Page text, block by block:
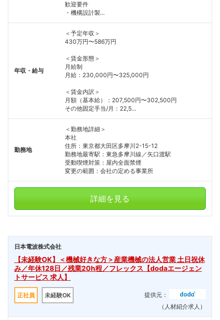
歓迎要件
・機構設計製...
年収・給与
＜予定年収＞
430万円〜586万円
＜賃金形態＞
月給制
月給：230,000円〜325,000円
＜賃金内訳＞
月額（基本給）：207,500円〜302,500円
その他固定手当/月：22,5...
勤務地
＜勤務地詳細＞
本社
住所：東京都大田区多摩川2-15-12
勤務地最寄駅：東急多摩川線／矢口渡駅
受動喫煙対策：屋内全面禁煙
変更の範囲：会社の定める事業所
詳細を見る
日本電波株式会社
【未経験OK】＜機械好きな方＞産業機械の法人営業 土日祝休
み／年休128日／残業20h程／フレックス【dodaエージェン
トサービス 求人】
正社員 未経験OK
提供元：
（人材紹介求人）